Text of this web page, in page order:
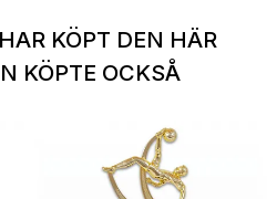
KÖPT DEN HÄR
KÖPTE OCKSÅ